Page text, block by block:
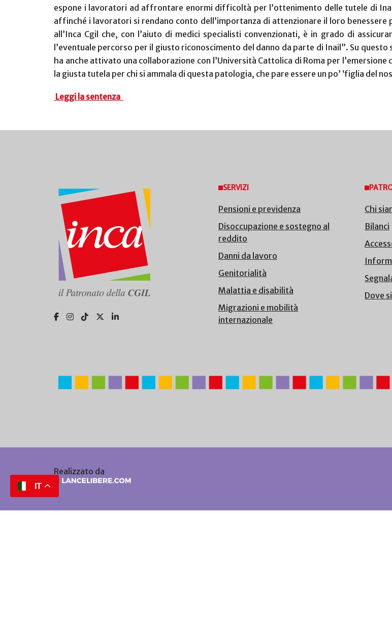
espone i lavoratori ad affrontare enormi difficoltà per l’ottenimento delle tutele di
affinché i lavoratori si rendano conto dell’importanza di attenzionare il loro
all’Inca Cgil che, con l’aiuto di medici specialisti convenzionati, è in grado di
l’eventuale percorso per il giusto riconoscimento del danno da parte di Inail”. Su
ha anche attivato una collaborazione con l’Università Cattolica di Roma per
la giusta tutela per chi si ammala di questa patologia, che pare essere un po’ ‘figlia del
Leggi la sentenza
SERVIZI
Pensioni e previdenza
Disoccupazione e sostegno al
reddito
Danni da lavoro
Genitorialità
Malattia e disabilità
Migrazioni e mobilità
internazionale
Chi
Bilanci
Dove
Realizzato da
IT